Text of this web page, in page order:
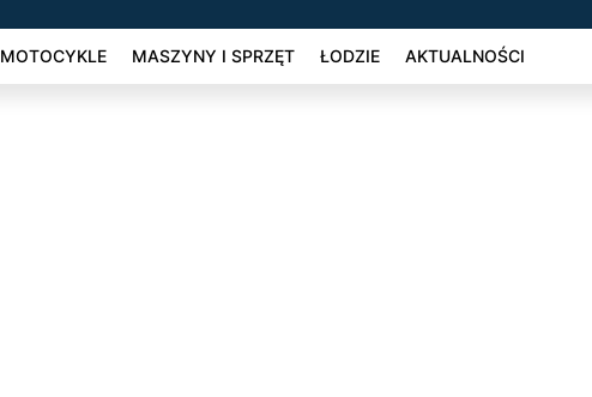
MOTOCYKLE MASZYNY I SPRZĘT ŁODZIE AKTUALNOŚCI